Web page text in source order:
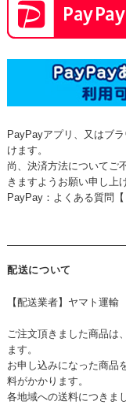
PayPayアプリ、又はブ
けます。
尚、決済方法についてご
きますようお願い申し上
PayPay：よくある質問
配送について
【配送業者】ヤマト運輸
ご注文頂きました商品は
ます。
お申し込みになった商品
料がかかります。
各地域への送料につきま